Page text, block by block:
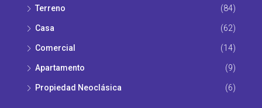
Terreno (84)
Casa (62)
Comercial (14)
Apartamento (9)
Propiedad Νeoclásica (6)